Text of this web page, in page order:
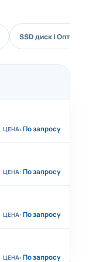
SSD диск |
По запросу
По запросу
По запросу
По запросу